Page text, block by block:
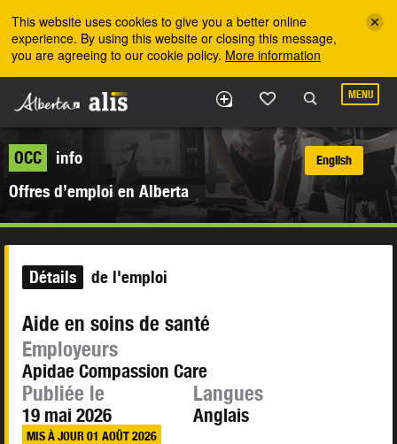
This website uses cookies to give you a better online
experience. By using this website or closing this message,
you are agreeing to our cookie policy. More information
MENU
OCC
info
Offres d’emploi en Alberta
English
Détails de l'emploi
Aide en soins de santé
Employeurs
Apidae Compassion Care
Publiée le
19 mai 2026
MIS À JOUR 01 AOÛT 2026
Langues
Anglais